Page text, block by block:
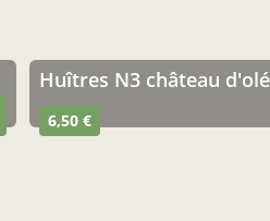
Huîtres N3 château
6,50 €